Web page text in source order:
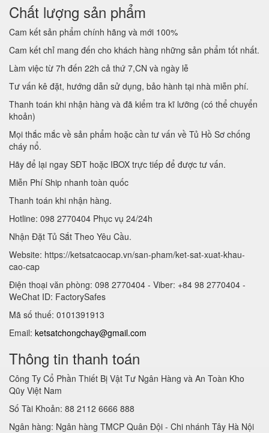
Chất lượng sản phẩm
Cam kết sản phẩm chính hãng và mới 100%
Cam kết chỉ mang đến cho khách hàng những sản phẩm tốt nhất.
Làm việc từ 7h đến 22h cả thứ 7,CN và ngày lễ
Tư vấn kê đặt, hướng dẫn sử dụng, bảo hành tại nhà miễn phí.
Thanh toán khi nhận hàng và đã kiểm tra kĩ lưỡng (có thể chuyển
khoản)
Mọi thắc mắc về sản phẩm hoặc cần tư vấn về Tủ Hồ Sơ chống
cháy nổ.
Hãy để lại ngay SĐT hoặc IBOX trực tiếp để được tư vấn.
Miễn Phí Ship nhanh toàn quốc
Thanh toán khi nhận hàng.
Hotline: 098 2770404 Phục vụ 24/24h
Nhận Đặt Tủ Sắt Theo Yêu Cầu.
Website: https://ketsatcaocap.vn/san-pham/ket-sat-xuat-khau-
cao-cap
Điện thoại văn phòng: 098 2770404 - Viber: +84 98 2770404 -
WeChat ID: FactorySafes
Mã số thuế: 0101391913
Email: ketsatchongchay@gmail.com
Thông tin thanh toán
Công Ty Cổ Phần Thiết Bị Vật Tư Ngân Hàng và An Toàn Kho
Qũy Việt Nam
Số Tài Khoản: 88 2112 6666 888
Ngân hàng: Ngân hàng TMCP Quân Đội - Chi nhánh Tây Hà Nội